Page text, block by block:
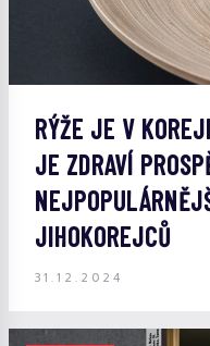
RÝŽE JE V
JE ZDRAVÍ
JIHOKOREJCŮ
31.12.2024